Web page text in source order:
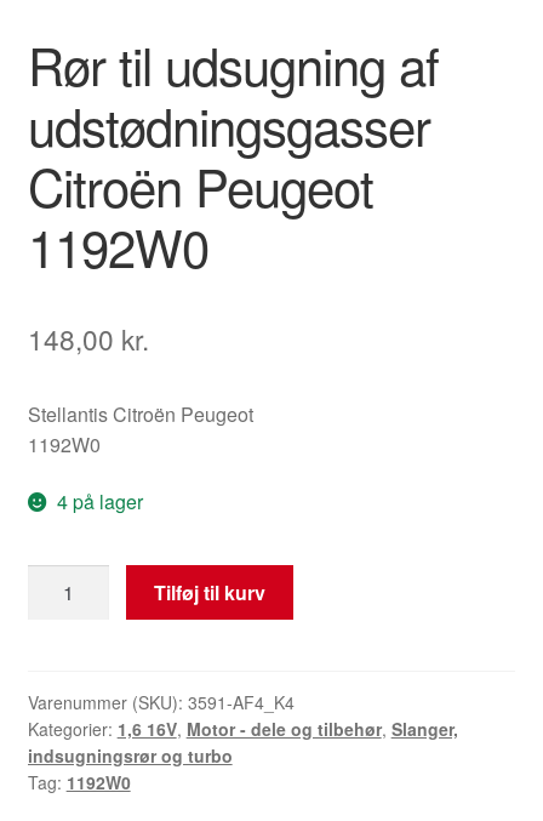
Rør til udsugning af
udstødningsgasser
Citroën Peugeot
1192W0
148,00 kr.
Stellantis Citroën Peugeot
1192W0
4 på lager
udstødningsgasser
Citroën
Peugeot
1192W0
Tilføj til kurv
Varenummer (SKU): 3591-AF4_K4
Kategorier: 1,6 16V, Motor - dele og tilbehør, Slanger,
indsugningsrør og turbo
Tag: 1192W0